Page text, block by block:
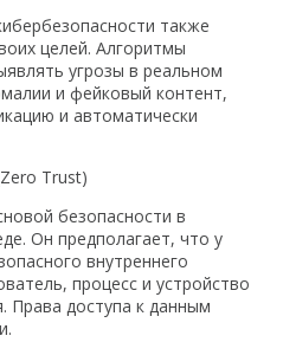
также
целей. Алгоритмы
угрозы в реальном
и фейковый контент,
и автоматически
Trust)
безопасности в
Он предполагает, что у
внутреннего
процесс и устройство
Права доступа к данным